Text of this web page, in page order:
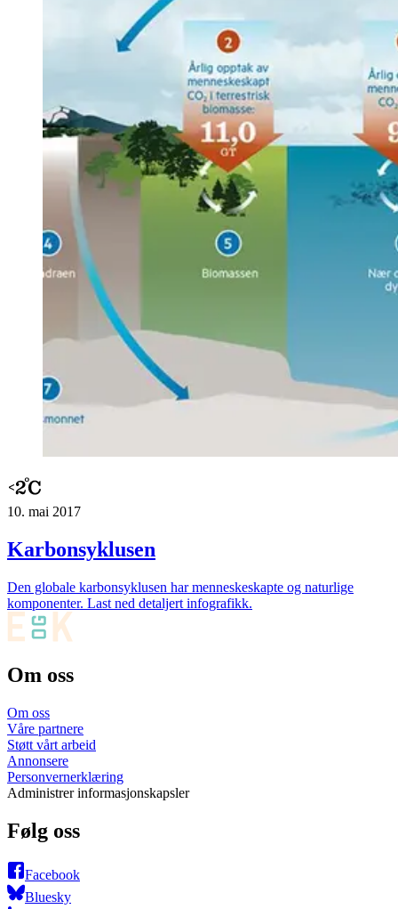
10. mai 2017
Karbonsyklusen
Den globale karbonsyklusen har menneskeskapte og naturlige
komponenter. Last ned detaljert infografikk.
Om oss
Om oss
Våre partnere
Støtt vårt arbeid
Annonsere
Personvernerklæring
Administrer informasjonskapsler
Følg oss
Facebook
Bluesky